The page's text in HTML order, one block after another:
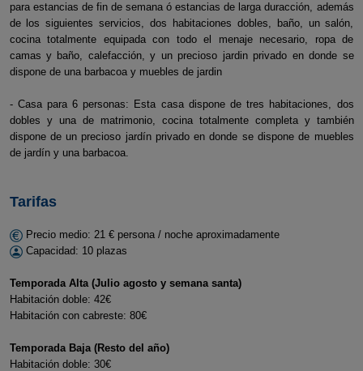
para estancias de fin de semana ó estancias de larga duracción, además
de los siguientes servicios, dos habitaciones dobles, baño, un salón,
cocina totalmente equipada con todo el menaje necesario, ropa de
camas y baño, calefacción, y un precioso jardin privado en donde se
dispone de una barbacoa y muebles de jardin
- C asa para 6 personas: Esta casa dispone de tres habitaciones, dos
dobles y una de matrimonio, cocina totalmente completa y también
dispone de un precioso jardín privado en donde se dispone de muebles
de jardín y una barbacoa.
Tarifas
Precio medio: 21 € persona / noche aproximadamente
Capacidad: 10 plazas
Temporada Alta (Julio agosto y semana santa)
Habitación doble: 42€
Habitación con cabreste: 80€
Temporada Baja (Resto del año)
Habitación doble: 30€